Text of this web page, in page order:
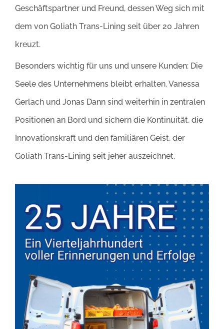
Geschäftspartner und Freund, dessen Weg sich mit
dem von Goliath Trans-Lining seit über 20 Jahren
kreuzt.
Besonders wichtig für uns und unsere Kunden: Die
Seele des Unternehmens bleibt erhalten. Vanessa
Gerlach und Jonas Dann sind weiterhin in zentralen
Positionen an Bord und sichern die Kontinuität, die
Innovationskraft und den familiären Geist, der
Goliath Trans-Lining seit jeher auszeichnet.